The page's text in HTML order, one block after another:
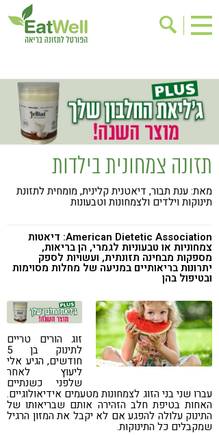
בישול בריא
אינדקס עסקים
ריפוי ומניעת מחלות
בריאות האישה
תוספי תזונה
מתכוני בריאות
אירועים
שינוי תזונתי
גישות בתזונה
דיאטה
ניקוי רעלים
מזונות על
ילדים
תזונה וספורט
הפרעות קשב & ריכוז
אכילה רגשית
קורונה
טבעונות
תזונה צמחונית בילדות
מאת: ענת תבור, דיאטנית קלינית, מומחית לתזונת
תינוקות וילדים ולצמחונות וטבעונות
American Dietetic Association: דיאטות
צמחוניות או טבעוניות לגמרי, הן בריאות,
מספקות מבחינה תזונתית, ועשויות לספק
יתרונות בריאותיים במניעה של מחלות מסוימות
ובטיפול בהן
זוג הורים טריים
לתינוק בן 5
חודשים, הגיע אלי
ליעוץ לאחר
שלפני כשנתיים
עברו שני בני הזוג לצמחונות מטעמים אידיאולוגיים.
האחות בטיפת חלב הזהירה אותם שבריאותו של
התינוק עלולה להפגע אם לא יקבל את המזון הרגיל
שמקבלים כל התינוקות.